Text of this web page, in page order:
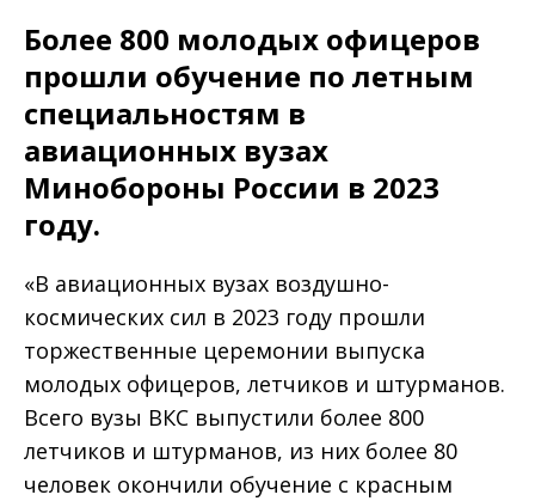
Более 800 молодых офицеров
прошли обучение по летным
специальностям в
авиационных вузах
Минобороны России в 2023
году.
«В авиационных вузах воздушно-
космических сил в 2023 году прошли
торжественные церемонии выпуска
молодых офицеров, летчиков и штурманов.
Всего вузы ВКС выпустили более 800
летчиков и штурманов, из них более 80
человек окончили обучение с красным